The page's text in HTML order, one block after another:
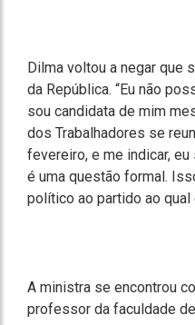
Dilma voltou a negar que
da República. “Eu não
sou candidata de mim
dos Trabalhadores se
fevereiro, e me indicar,
é uma questão formal.
político ao partido ao qual
A ministra se encontrou
professor da faculdade